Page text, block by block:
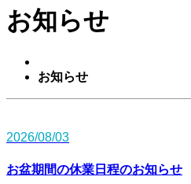
お知らせ
お知らせ
2026/08/03
お盆期間の休業日程のお知らせ